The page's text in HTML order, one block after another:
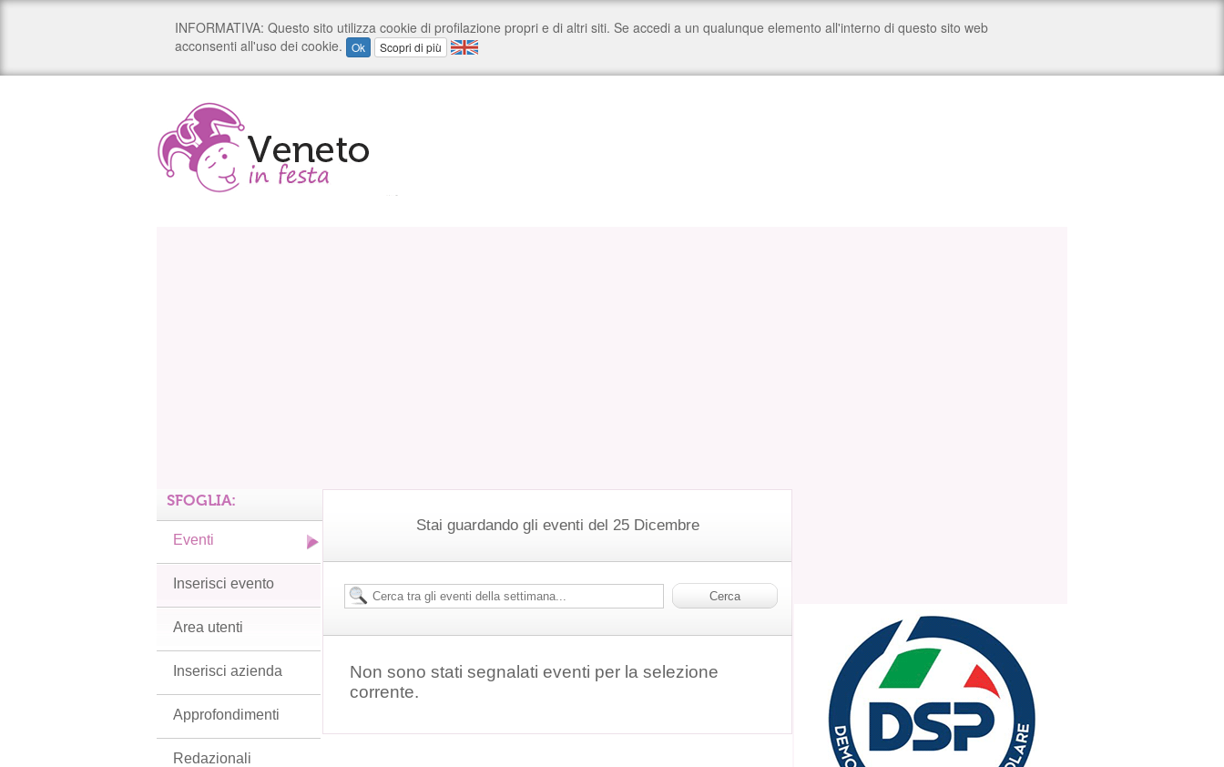
Stai guardando gli eventi del 25 Dicembre
Non sono stati segnalati eventi per la selezione
corrente.
SFOGLIA:
Eventi
Inserisci evento
Area utenti
Inserisci azienda
Approfondimenti
Redazionali